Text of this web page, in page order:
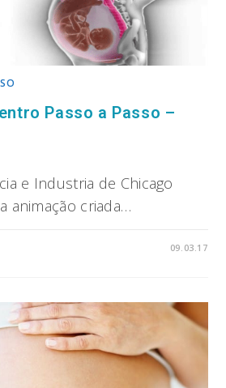
Passo a Passo –
e Industria de Chicago
animação criada…
09.03.17